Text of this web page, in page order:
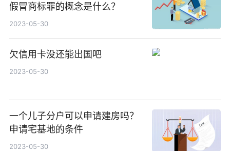
假冒商标罪的概念是什么？
2023-05-30
欠信用卡没还能出国吧
2023-05-30
一个儿子分户可以申请建房吗？
申请宅基地的条件
2023-05-30